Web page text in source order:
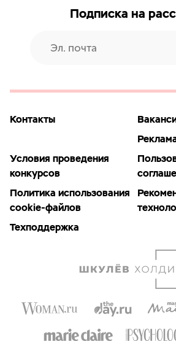
Подписка на
Контакты
Условия проведения
конкурсов
Политика использования
cookie-файлов
Техподдержка